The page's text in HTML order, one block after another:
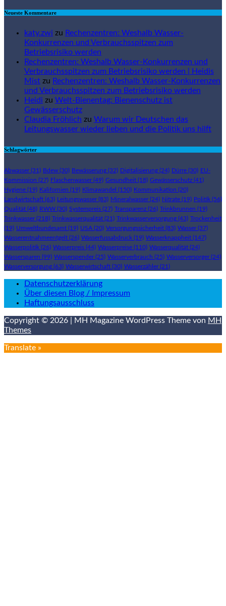
Neueste Kommentare
katy.zwi zu Rechenzentren: Weshalb Wasser-
Konkurrenzen und Verbrauchsspitzen zum
Betriebsrisiko werden
Rechenzentren: Weshalb Wasser-Konkurrenzen und
Verbrauchsspitzen zum Betriebsrisiko werden | Heidis
Mist zu Rechenzentren: Weshalb Wasser-Konkurrenzen
und Verbrauchsspitzen zum Betriebsrisiko werden
Heidi zu Welt-Bienentag: Bienenschutz ist
Gewässerschutz
Claudia Fröhlich zu Warum wir Deutschen das
Leitungswasser wieder lieben und die Politik uns hilft
Schlagwörter
Abwasser(31) Bdew (30) Bewässerung (32) Digitalisierung (24) Dürre (30) EU-
Kommission (27) Flaschenwasser(49) Gesundheit (18) Gewässerschutz (41)
Hygiene (19) Kalifornien (19) Klimawandel (150) Kommunikation (20)
Landwirtschaft (63) Leitungswasser(83) Mineralwasser(24) Nitrate (19) Politik (56)
Qualität (48) RWW (30) Systempreis (27) Transparenz (26) Trinkbrunnen (19)
Trinkwasser(218) Trinkwasserqualität (21) Trinkwasserversorgung (43) Trockenheit
(19) Umweltbundesamt (19) USA (20) Versorgungssicherheit (83) Wasser(37)
Wasserentnahmeentgelt (26) Wasserfussabdruck (19) Wasserknappheit (147)
Wasserpolitik (26) Wasserpreis (44) Wasserpreise (110) Wasserqualität (24)
Wassersparen (99) Wasserspender(25) Wasserverbrauch (25) Wasserversorger(24)
Wasserversorgung (63) Wasserwirtschaft (30) Wasserzähler(21)
Datenschutzerklärung
Über diesen Blog / Impressum
Haftungsausschluss
Copyright © 2026 | MH Magazine WordPress Theme von MH
Themes
Translate »